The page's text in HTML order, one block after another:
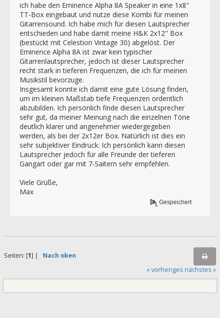
ich habe den Eminence Alpha 8A Speaker in eine 1x8"
TT-Box eingebaut und nutze diese Kombi für meinen
Gitarrensound. Ich habe mich für diesen Lautsprecher
entschieden und habe damit meine H&K 2x12" Box
(bestückt mit Celestion Vintage 30) abgelöst. Der
Eminence Alpha 8A ist zwar kein typischer
Gitarrenlautsprecher, jedoch ist dieser Lautsprecher
recht stark in tieferen Frequenzen, die ich für meinen
Musikstil bevorzuge.
Insgesamt konnte ich damit eine gute Lösung finden,
um im kleinen Maßstab tiefe Frequenzen ordentlich
abzubilden. Ich persönlich finde diesen Lautsprecher
sehr gut, da meiner Meinung nach die einzelnen Töne
deutlich klarer und angenehmer wiedergegeben
werden, als bei der 2x12er Box. Natürlich ist dies ein
sehr subjektiver Eindruck. Ich persönlich kann diesen
Lautsprecher jedoch für alle Freunde der tieferen
Gangart oder gar mit 7-Saitern sehr empfehlen.
Viele Grüße,
Max
Gespeichert
Seiten: [1] | Nach oben
« vorheriges nächstes »